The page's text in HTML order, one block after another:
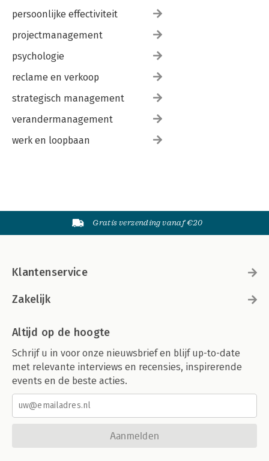
persoonlijke effectiviteit
projectmanagement
psychologie
reclame en verkoop
strategisch management
verandermanagement
werk en loopbaan
Gratis verzending vanaf €20
Klantenservice
Zakelijk
Altijd op de hoogte
Schrijf u in voor onze nieuwsbrief en blijf up-to-date
met relevante interviews en recensies, inspirerende
events en de beste acties.
Aanmelden